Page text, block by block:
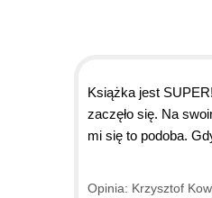
Książka jest
zaczęło się. Na
mi się to podoba.
Opinia: Krzysztof